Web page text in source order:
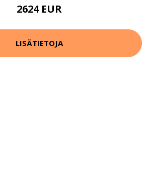
2624 EUR
LISÄTIETOJA